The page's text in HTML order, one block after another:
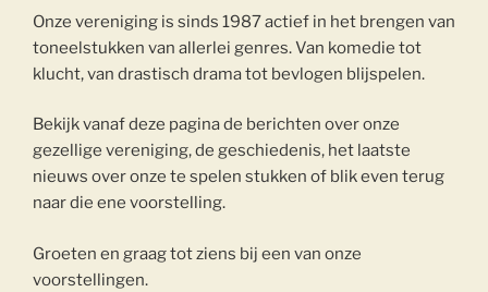
Onze vereniging is sinds 1987 actief in het brengen van
toneelstukken van allerlei genres. Van komedie tot
klucht, van drastisch drama tot bevlogen blijspelen.
Bekijk vanaf deze pagina de berichten over onze
gezellige vereniging, de geschiedenis, het laatste
nieuws over onze te spelen stukken of blik even terug
naar die ene voorstelling.
Groeten en graag tot ziens bij een van onze
voorstellingen.